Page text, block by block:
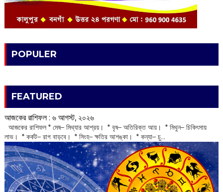
POPULER
FEATURED
আজকের রাশিফল :‌ ‌‌৬ আগস্ট, ২০২৬
‌ আজকের রাশিফল * মেষ– মিথ্যার আশ্রয়। * বৃষ– অতিরিক্ত আয়। * মিথুন– চিকিৎসায়
লাভ। * কর্কট– রাগ বাড়বে। * সিংহ– ক্ষতির আশঙ্কা। * কন্যা– চু...